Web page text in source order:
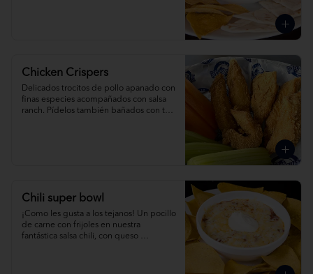
Chicken Crispers
Delicados trocitos de pollo apanado con
finas especies acompañados con salsa
ranch. Pídelos también bañados con tu
Chili super bowl
¡Como les gusta a los tejanos! Un pocillo
de carne con frijoles en nuestra
fantástica salsa chili, con queso